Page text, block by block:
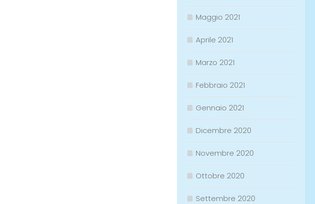
Maggio 2021
Aprile 2021
Marzo 2021
Febbraio 2021
Gennaio 2021
Dicembre 2020
Novembre 2020
Ottobre 2020
Settembre 2020